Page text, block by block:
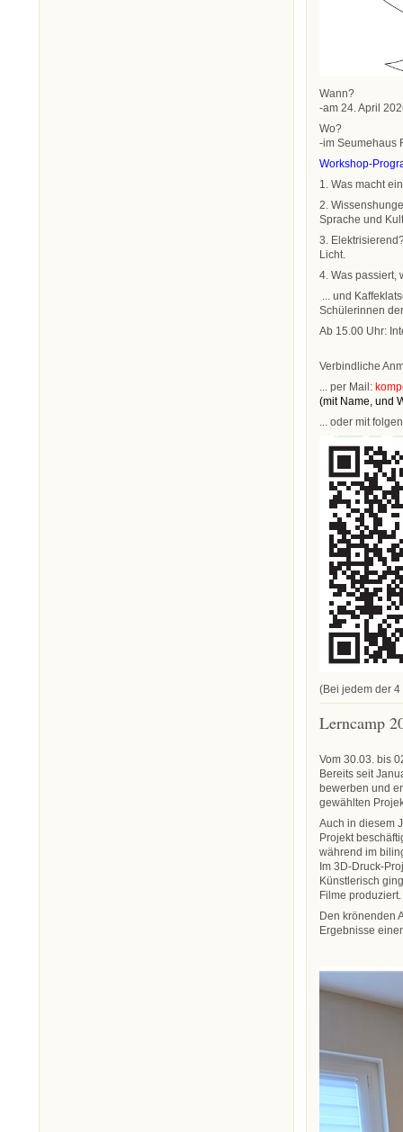
Wann?
-am 24. April
Wo?
-im Seumehaus
Workshop-
1. Was macht
2.
Sprache und
3.
Licht.
4. Was passiert,
... und
Schülerinnen
Ab 15.00 Uhr:
Verbindliche
... per Mail:
(mit Name, und
... oder mit
(Bei jedem der
Lerncamp
Vom 30.03. bis
Bereits seit
bewerben und
gewählten
Auch in diesem
Projekt
während im
Im 3D-Druck-
Künstlerisch
Filme produziert.
Den krönenden
Ergebnisse